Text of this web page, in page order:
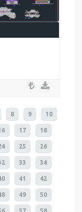
8 9 10
17 18
25 26
33 34
41 42
49 50